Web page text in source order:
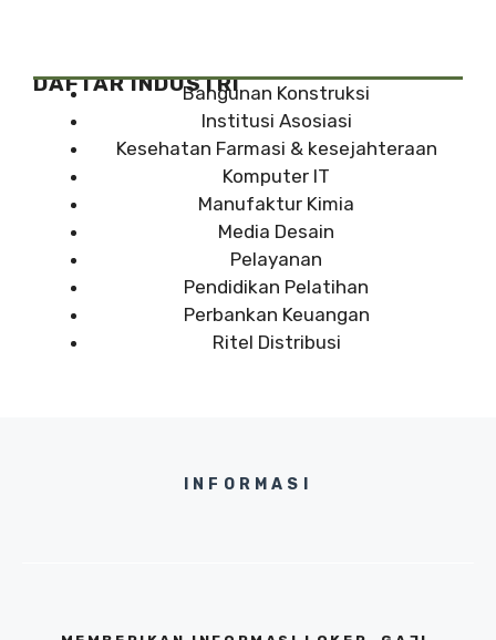
DAFTAR INDUSTRIBangunan Konstruksi
Institusi Asosiasi
Kesehatan Farmasi & kesejahteraan
Komputer IT
Manufaktur Kimia
Media Desain
Pelayanan
Pendidikan Pelatihan
Perbankan Keuangan
Ritel Distribusi
INFORMASI